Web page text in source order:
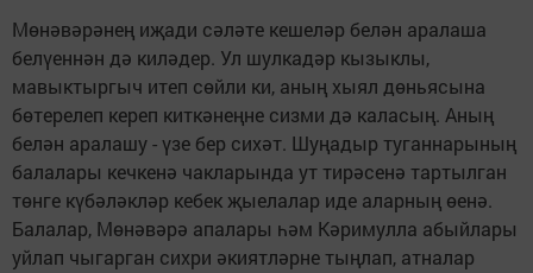
Мөнәвәрәнең иҗади сәләте кешеләр белән аралаша
белүеннән дә киләдер. Ул шулкадәр кызыклы,
мавыктыргыч итеп сөйли ки, аның хыял дөньясына
бөтерелеп кереп киткәнеңне сизми дә каласың. Аның
белән аралашу - үзе бер сихәт. Шуңадыр туганнарының
балалары кечкенә чакларында ут тирәсенә тартылган
төнге күбәләкләр кебек җыелалар иде аларның өенә.
Балалар, Мөнәвәрә апалары һәм Кәримулла абыйлары
уйлап чыгарган сихри әкиятләрне тыңлап, атналар